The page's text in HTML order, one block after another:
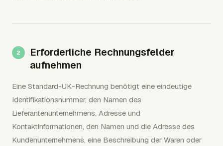
Erforderliche Rechnungsfelder
aufnehmen
Eine Standard-UK-Rechnung benötigt eine eindeutige
Identifikationsnummer, den Namen des
Lieferantenunternehmens, Adresse und
Kontaktinformationen, den Namen und die Adresse des
Kundenunternehmens, eine Beschreibung der Waren oder